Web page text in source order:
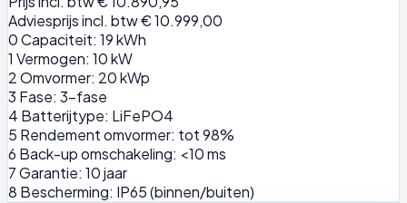
Adviesprijs incl. btw€ 10.999,00
0Capaciteit: 19 kWh
1 Vermogen: 10 kW
2Omvormer: 20 kWp
3 Fase: 3-fase
4 Batterijtype: LiFePO4
5 Rendement omvormer: tot 98%
6 Back-up omschakeling: <10 ms
7Garantie: 10 jaar
8 Bescherming: IP65 (binnen/buiten)